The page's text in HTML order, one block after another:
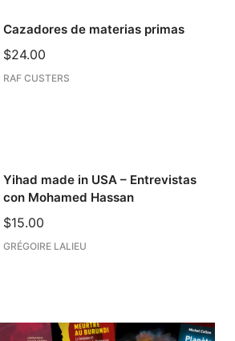
Cazadores de materias primas
$24.00
RAF CUSTERS
Yihad made in USA – Entrevistas
con Mohamed Hassan
$15.00
GRÉGOIRE LALIEU